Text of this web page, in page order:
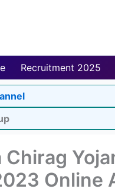
Recruitment 2025
Chirag
Online